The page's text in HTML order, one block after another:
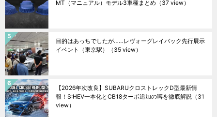
MT（マニュアル）モデル3車種まとめ （37 view）
目的はあっちでしたが……レヴォーグレイバック先行展示
イベント（東京駅）
（35 view）
【2026年次改良】SUBARUクロストレックD型最新情
報！S:HEV一本化とCB18ターボ追加の噂を徹底解説 （31
view）